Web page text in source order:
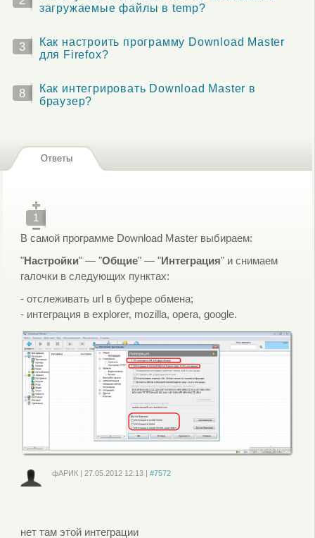
загружаемые файлы в temp?
3
Как настроить программу Download Master
для Firefox?
8
Как интегрировать Download Master в
браузер?
Ответы
1
В самой программе Download Master выбираем:
"Настройки" — "Общие" — "Интеграция" и снимаем
галочки в следующих пунктах:
- отслеживать url в буфере обмена;
- интеграция в explorer, mozilla, opera, google.
фАРИК |27.05.2012 12:13 |#7572
нет там этой интеграции